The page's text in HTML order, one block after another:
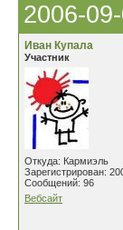
2006-
Иван Купала
Участник
Откуда: Кармиэль
Зарегистрирован:
Сообщений: 96
Вебсайт